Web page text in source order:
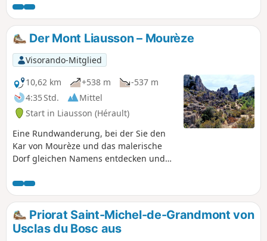
wunderschöne Aussicht bis zum
Mittelmeer und bei schönem Wetter
sogar bis zu den Pyrenäen.Die Route
führt teilweise über nicht markierte
Wege. Aufgrund der zahlreichen
Kreuzungen kleiner Pfade ist die
Verwendung eines GPS-Geräts
empfehlenswert.
Der Mont Liausson – Mourèze
Visorando-Mitglied
10,62 km
+538 m
-537 m
4:35 Std.
Mittel
Start in Liausson (Hérault)
Eine Rundwanderung, bei der Sie den
Kar von Mourèze und das malerische
Dorf gleichen Namens entdecken und
Lac du Salagou genießen können.
Wanderung am 11.05.2023 mit Hérault
Tourisme geändert. Siehe praktische
Informationen. Diese Wanderung kann
je nach Brandgefahr gesperrt werden.
Priorat Saint-Michel-de-Grandmont von
Usclas du Bosc aus